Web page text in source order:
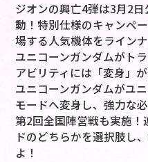
ジオンの興亡4弾は3月2
動！特別仕様のキャンペ
場する人気機体をライン
ユニコーンガンダムがト
アビリティには「変身」
ユニコーンガンダムがユ
モードへ変身し、強力な
第2回全国陣営戦も実施
ドのどちらかを選択肢し
よ！